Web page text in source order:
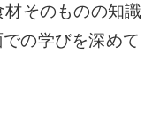
そのものの知識
の学びを深めて